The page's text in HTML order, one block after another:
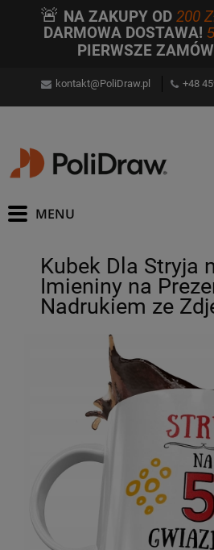
🚨 NA ZAKUPY OD200
DARMOWA DOSTAWA!
PIERWSZE
kontakt@PoliDraw.pl +48
Kubek Dla Stryja
Imieniny na
Nadrukiem ze